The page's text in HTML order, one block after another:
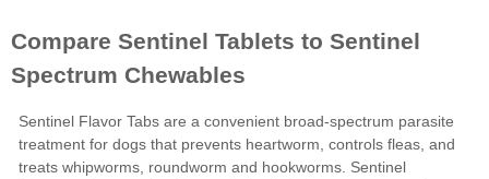
Sentinel